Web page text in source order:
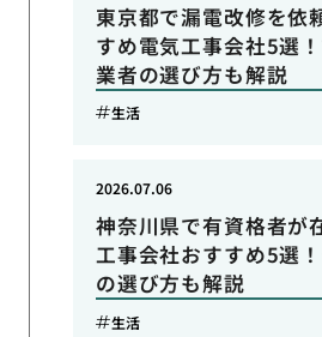
東京都で漏電改修を依
すめ電気工事会社5選
業者の選び方も解説
生活
神奈川県で有資格者が
工事会社おすすめ5選
の選び方も解説
2026.07.06
生活